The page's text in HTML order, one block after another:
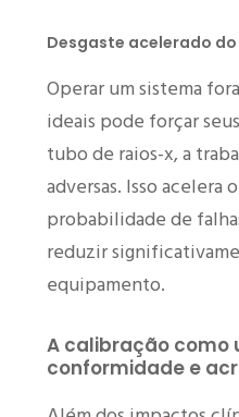
Desgaste acelerado
Operar um sistema
ideais pode forçar
tubo de raios-x, a
adversas. Isso acelera
probabilidade de
reduzir
equipamento.
A calibração como
conformidade e